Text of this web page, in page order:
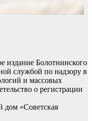
издание Болотнинского
службой по надзору в
и массовых
о регистрации
дом «Советская